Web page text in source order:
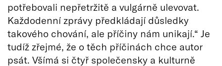
potřebovali nepřetržitě a vulgárně ulevovat.
Každodenní zprávy předkládají důsledky
takového chování, ale příčiny nám unikají.“ Je
tudíž zřejmé, že o těch příčinách chce autor
psát. Všímá si čtyř společensky a kulturně